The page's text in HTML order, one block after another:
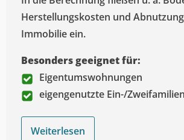
Herstellungskosten und
Immobilie ein.
Besonders geeignet für:
Eigentumswohnungen
eigengenutzte Ein-/
Weiterlesen